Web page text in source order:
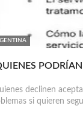
declinen
si quieren